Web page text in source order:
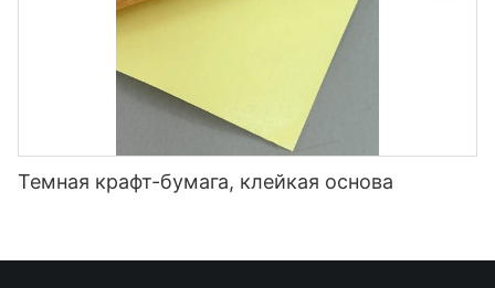
Темная крафт-бумага, клейкая основа